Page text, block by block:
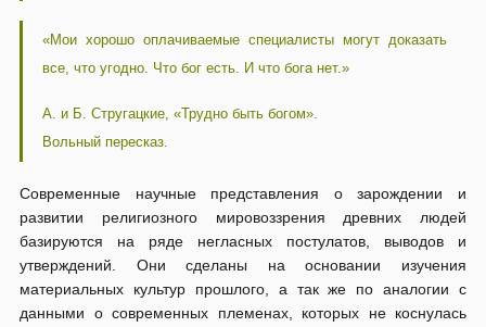
«Мои хорошо оплачиваемые специалисты могут доказать
все, что угодно. Что бог есть. И что бога нет.»
А. и Б. Стругацкие, «Трудно быть богом».
Вольный пересказ.
Современные научные представления о зарождении и
развитии религиозного мировоззрения древних людей
базируются на ряде негласных постулатов, выводов и
утверждений. Они сделаны на основании изучения
материальных культур прошлого, а так же по аналогии с
данными о современных племенах, которых не коснулась